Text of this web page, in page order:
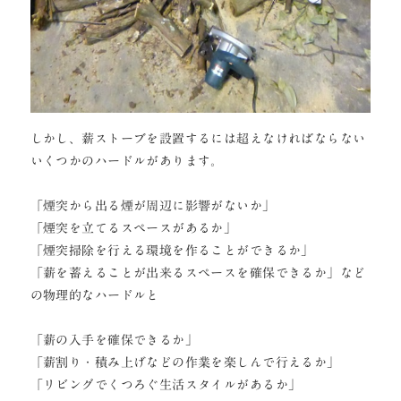
しかし、薪ストーブを設置するには超えなければならない
いくつかのハードルがあります。
「煙突から出る煙が周辺に影響がないか」
「煙突を立てるスペースがあるか」
「煙突掃除を行える環境を作ることができるか」
「薪を蓄えることが出来るスペースを確保できるか」など
の物理的なハードルと
「薪の入手を確保できるか」
「薪割り・積み上げなどの作業を楽しんで行えるか」
「リビングでくつろぐ生活スタイルがあるか」